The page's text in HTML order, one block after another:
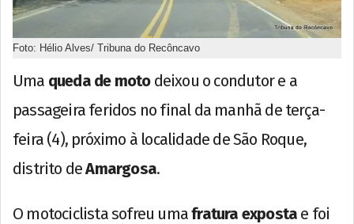
Foto: Hélio Alves/ Tribuna do Recôncavo
Uma queda de motodeixou o condutor e a
passageira feridos no final da manhã de terça-
feira (4), próximo à localidade de São Roque,
distrito deAmargosa.
O motociclista sofreu umafratura exposta e foi